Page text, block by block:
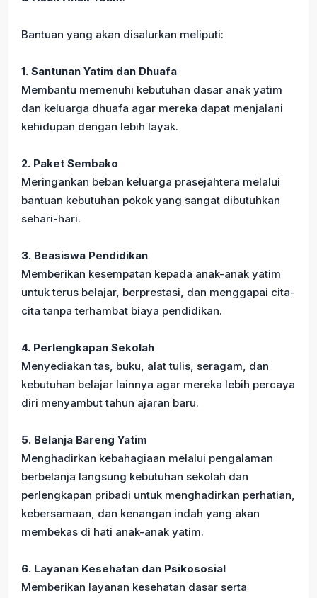
Bantuan yang akan disalurkan meliputi:
1. Santunan Yatim dan Dhuafa
Membantu memenuhi kebutuhan dasar anak yatim
dan keluarga dhuafa agar mereka dapat menjalani
kehidupan dengan lebih layak.
2. Paket Sembako
Meringankan beban keluarga prasejahtera melalui
bantuan kebutuhan pokok yang sangat dibutuhkan
sehari-hari.
3. Beasiswa Pendidikan
Memberikan kesempatan kepada anak-anak yatim
untuk terus belajar, berprestasi, dan menggapai cita-
cita tanpa terhambat biaya pendidikan.
4. Perlengkapan Sekolah
Menyediakan tas, buku, alat tulis, seragam, dan
kebutuhan belajar lainnya agar mereka lebih percaya
diri menyambut tahun ajaran baru.
5. Belanja Bareng Yatim
Menghadirkan kebahagiaan melalui pengalaman
berbelanja langsung kebutuhan sekolah dan
perlengkapan pribadi untuk menghadirkan perhatian,
kebersamaan, dan kenangan indah yang akan
membekas di hati anak-anak yatim.
6. Layanan Kesehatan dan Psikososial
Memberikan layanan kesehatan dasar serta